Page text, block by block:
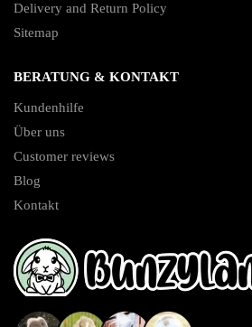
Delivery and Return Policy
Sitemap
BERATUNG & KONTAKT
Kundenhilfe
Über uns
Customer reviews
Blog
Kontakt